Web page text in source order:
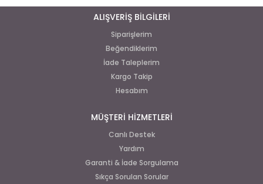
ALIŞVERİŞ BİLGİLERİ
Siparişlerim
Beğendiklerim
İade Taleplerim
Kargo Takip
Hesabım
MÜŞTERİ HİZMETLERİ
Canlı Destek
Yardım
Garanti & İade Sorgulama
Sıkça Sorulan Sorular